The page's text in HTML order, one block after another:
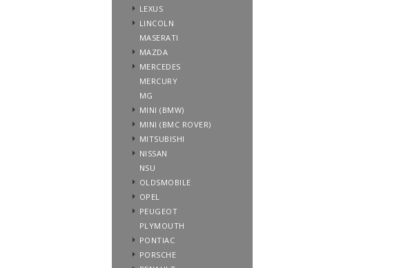
LEXUS
LINCOLN
MASERATI
MAZDA
MERCEDES
MERCURY
MG
MINI (BMW)
MINI (BMC ROVER)
MITSUBISHI
NISSAN
NSU
OLDSMOBILE
OPEL
PEUGEOT
PLYMOUTH
PONTIAC
PORSCHE